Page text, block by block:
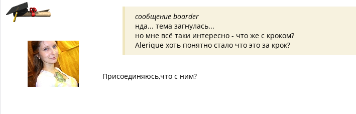
сообщение boarder
нда... тема загнулась...
но мне всё таки интересно - что же с кроком?
Alerique хоть понятно стало что это за крок?
Присоединяюсь,что с ним?